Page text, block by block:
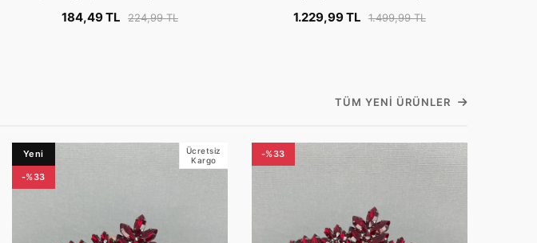
184,49 TL 224,99 TL 1.229,99 TL 1.499,99 TL
TÜM YENI ÜRÜNLER
Yeni
-%33
Ücretsiz
Kargo
-%33